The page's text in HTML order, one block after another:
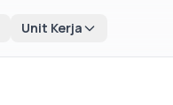
Unit Kerja